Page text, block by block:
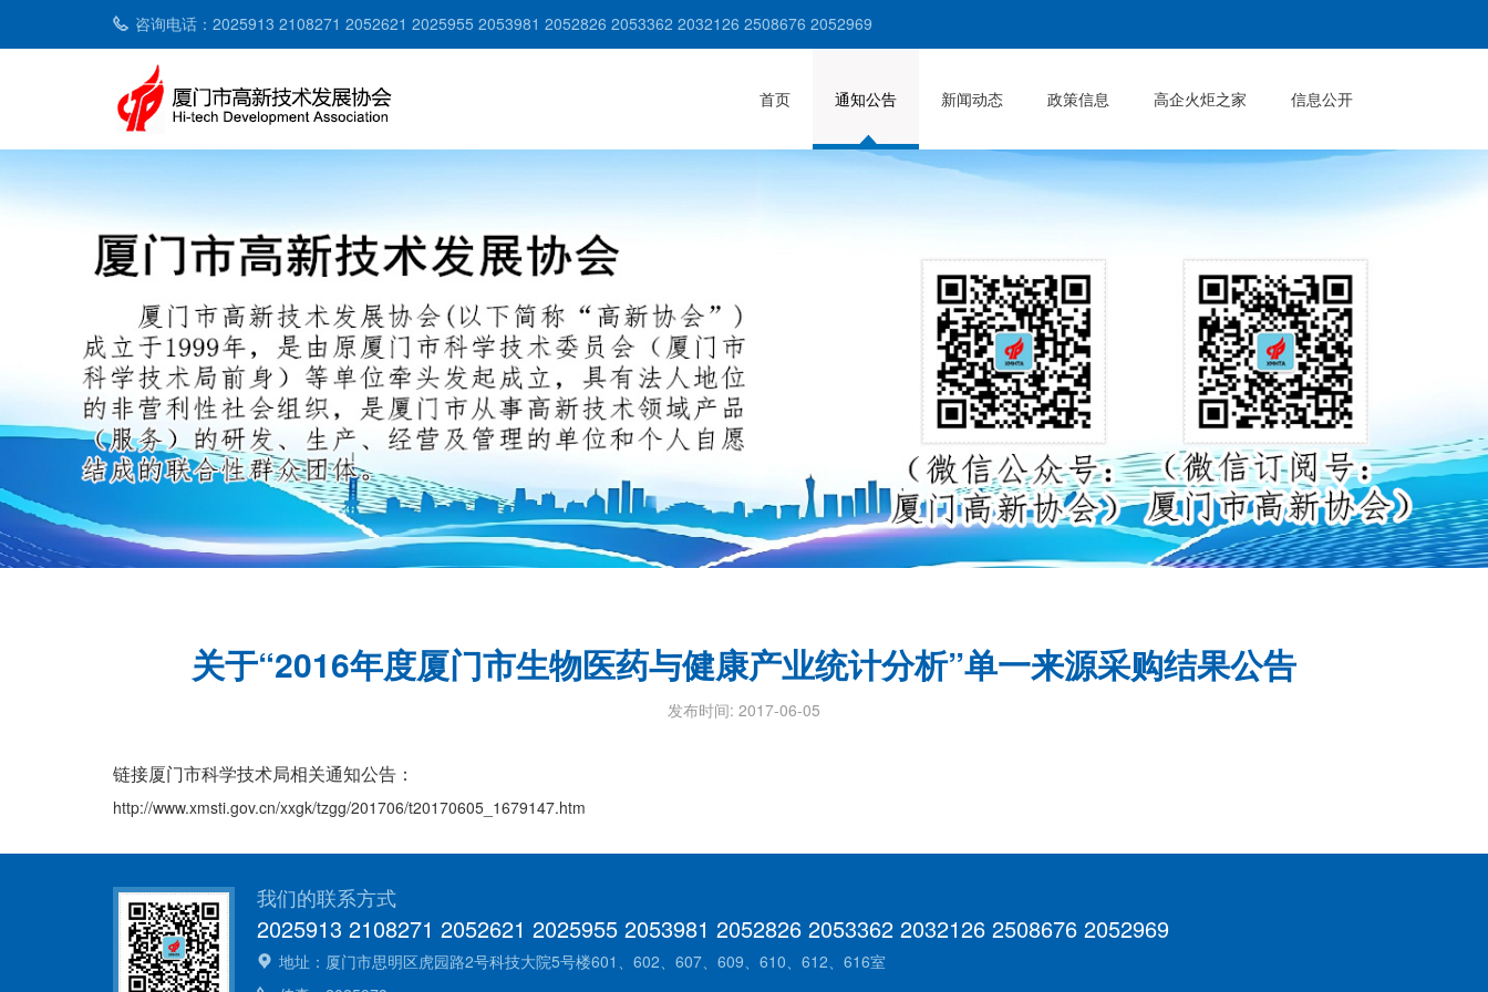
咨询电话：2025913 2108271 2052621 2025955 2053981 2052826 2053362 2032126 2508676 2052969
首页 通知公告 新闻动态 政策信息 高企火炬之家 信息公开
关于“2016年度厦门市生物医药与健康产业统计分析”单一来源采购结果公告
发布时间: 2017-06-05
链接厦门市科学技术局相关通知公告 ：
http://www.xmsti.gov.cn/xxgk/tzgg/201706/t20170605_1679147.htm
我们的联系方式
2025913 2108271 2052621 2025955 2053981 2052826 2053362 2032126 2508676 2052969
地址：厦门市思明区虎园路2号科技大院5号楼601、602、607、609、610、612、616室